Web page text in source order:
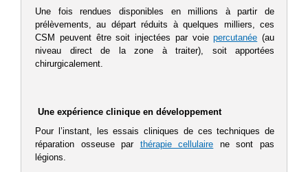
Une fois rendues disponibles en millions à partir de
prélèvements, au départ réduits à quelques milliers, ces
CSM peuvent être soit injectées par voiepercutanée (au
niveau direct de la zone à traiter), soit apportées
chirurgicalement.
Une expérience clinique en développement
Pour l’instant, les essais cliniques de ces techniques de
réparation osseuse par thérapie cellulaire ne sont pas
légions.